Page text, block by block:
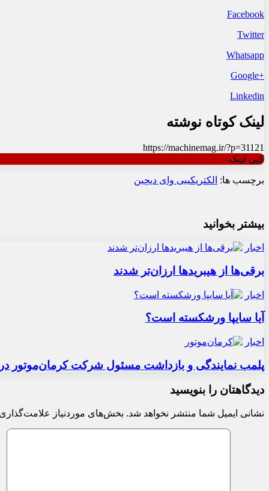
Facebook
Twitter
Whatsapp
+Google
Linkedin
لینک کوتاه نوشته
https://machinemag.ir/?p=31121
کپی لینک
برچسب ها: الکتریکیبی وای دیچین
بیشتر بخوانید
اخبار
برقی‌ها از هیبریدها ارزان‌تر شدند
اخبار
آیا سایپا ورشکسته است؟
اخبار
پلمب نمایندگی و بازداشت مسئول شرکت کرمان‌موتور
دیدگاهتان را بنویسید
نشانی ایمیل شما منتشر نخواهد شد. بخش‌های موردنیاز